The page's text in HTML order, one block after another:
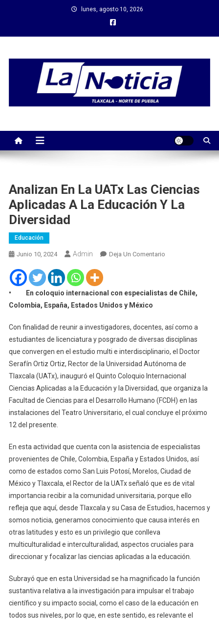
lunes, agosto 10, 2026
Analizan En La UATx Las Ciencias
Aplicadas A La Educación Y La
Diversidad
Educación
Junio 10, 2024 Admin Deja Un ComentarioEn
A
La
Educación
Y
La
Diversidad
• En coloquio internacional con especialistas de Chile,
Colombia, España, Estados Unidos y México
Con finalidad de reunir a investigadores, docentes, así como a
estudiantes de licenciatura y posgrado de diversas disciplinas
que convergen en el estudio multi e interdisciplinario, el Doctor
Serafín Ortiz Ortiz, Rector de la Universidad Autónoma de
Tlaxcala (UATx), inauguró el Quinto Coloquio Internacional
Ciencias Aplicadas a la Educación y la Diversidad, que organiza la
Facultad de Ciencias para el Desarrollo Humano (FCDH) en las
instalaciones del Teatro Universitario, el cual concluye el próximo
12 del presente.
En esta actividad que cuenta con la asistencia de especialistas
provenientes de Chile, Colombia, España y Estados Unidos, así
como de estados como San Luis Potosí, Morelos, Ciudad de
México y Tlaxcala, el Rector de la UATx señaló que es de vital
importancia recibir a la comunidad universitaria, porque ello
refleja que aquí, desde Tlaxcala y su Casa de Estudios, hacemos y
somos noticia, generamos conocimiento que causa interés en
otras latitudes y esto es un privilegio que conlleva
multiculturalidad e interculturalidad, aspectos cruciales para
direccionar y focalizar las ciencias aplicadas a la educación.
Subrayó que en esta Universidad se ha magnificado la función
sustantiva relativa a la investigación para impulsar el trabajo
científico y su impacto social, como el caso de la educación en
todos sus niveles, por lo que, en este sentido, es relevante el